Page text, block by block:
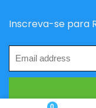
Inscreva-se para